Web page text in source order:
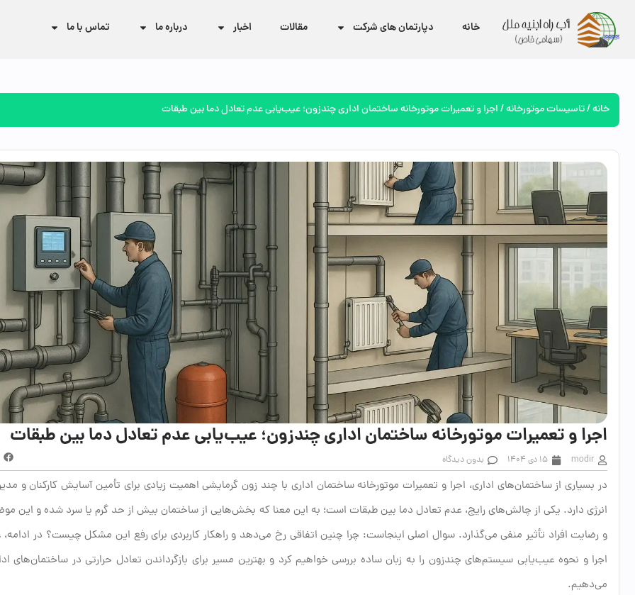
خانه دپارتمان های شرکت مقالات اخبار درباره ما تماس با ما
خانه/تاسیسات موتورخانه/ اجرا و تعمیرات موتورخانه ساختمان اداری چندزون؛ عیب‌یابی عدم تعادل دما بین طبقات
اجرا و تعمیرات موتورخانه ساختمان اداری چندزون؛ عیب‌یابی عدم تعادل دما بین طبقات
modir 15 دی 1404 بدون دیدگاه
در بسیاری از ساختمان‌های اداری، اجرا و تعمیرات موتورخانه ساختمان اداری با چند زون گرمایشی اهمیت زیادی برای تأمین آسایش کارکنان و
انرژی دارد. یکی از چالش‌های رایج، عدم تعادل دما بین طبقات است؛ به این معنا که بخش‌هایی از ساختمان بیش از حد گرم یا سرد شده و این
و رضایت افراد تأثیر منفی می‌گذارد. سوال اصلی اینجاست: چرا چنین اتفاقی رخ می‌دهد و راهکار کاربردی برای رفع این مشکل چیست؟ در
اجرا و نحوه عیب‌یابی سیستم‌های چندزون را به زبان ساده بررسی خواهیم کرد و بهترین مسیر برای بازگرداندن تعادل حرارتی در ساختمان‌های
می‌دهیم.